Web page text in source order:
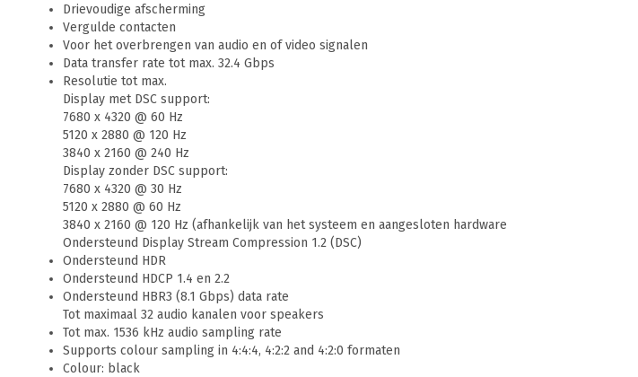
Drievoudige afscherming
Vergulde contacten
Voor het overbrengen van audio en of video signalen
Data transfer rate tot max. 32.4 Gbps
Resolutie tot max.
Display met DSC support:
7680 x 4320 @ 60 Hz
5120 x 2880 @ 120 Hz
3840 x 2160 @ 240 Hz
Display zonder DSC support:
7680 x 4320 @ 30 Hz
5120 x 2880 @ 60 Hz
3840 x 2160 @ 120 Hz (afhankelijk van het systeem en aangesloten hardware
Ondersteund Display Stream Compression 1.2 (DSC)
Ondersteund HDR
Ondersteund HDCP 1.4 en 2.2
Ondersteund HBR3 (8.1 Gbps) data rate
Tot maximaal 32 audio kanalen voor speakers
Tot max. 1536 kHz audio sampling rate
Supports colour sampling in 4:4:4, 4:2:2 and 4:2:0 formaten
Colour: black